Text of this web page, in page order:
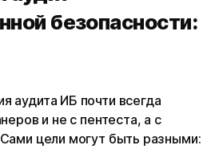
безопасности:
аудита ИБ почти всегда
и не с пентеста, а с
цели могут быть разными: